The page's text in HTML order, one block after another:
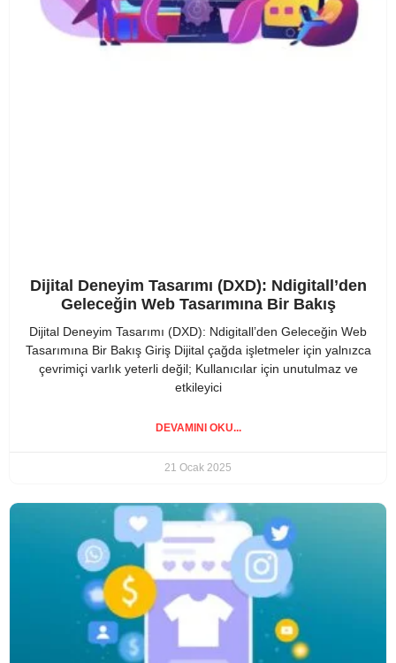
Dijital Deneyim Tasarımı (DXD): Ndigitall’den
Geleceğin Web Tasarımına Bir Bakış
Dijital Deneyim Tasarımı (DXD): Ndigitall’den Geleceğin Web
Tasarımına Bir Bakış Giriş Dijital çağda işletmeler için yalnızca
çevrimiçi varlık yeterli değil; Kullanıcılar için unutulmaz ve
etkileyici
DEVAMINI OKU...
21 Ocak 2025